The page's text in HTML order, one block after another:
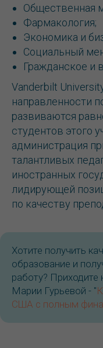
Общественная
Фармакология;
Экономика и
Социальный
Гражданское и
Vanderbilt
направленности
развиваются
студентов этого
администрация
талантливых
иностранных
лидирующей
по качеству
Хотите получить
образование и
работу?
Марии Гурьевой - "
США с полным